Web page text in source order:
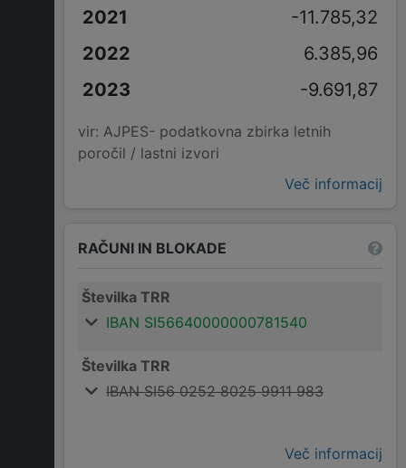
-11.785,32
6.385,96
-9.691,87
vir: AJPES- podatkovna zbirka letnih
poročil / lastni izvori
Več informacij
RAČUNI IN BLOKADE
Številka TRR
IBAN SI56640000000781540
Številka TRR
IBAN SI56 0252 8025 9911 983
Več informacij